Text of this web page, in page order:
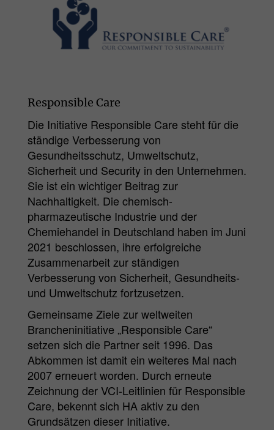
Responsible Care
Die Initiative Responsible Care steht für die
ständige Verbesserung von
Gesundheitsschutz, Umweltschutz,
Sicherheit und Security in den Unternehmen.
Sie ist ein wichtiger Beitrag zur
Nachhaltigkeit. Die chemisch-
pharmazeutische Industrie und der
Chemiehandel in Deutschland haben im Juni
2021 beschlossen, ihre erfolgreiche
Zusammenarbeit zur ständigen
Verbesserung von Sicherheit, Gesundheits-
und Umweltschutz fortzusetzen.
Gemeinsame Ziele zur weltweiten
Brancheninitiative „Responsible Care“
setzen sich die Partner seit 1996. Das
Abkommen ist damit ein weiteres Mal nach
2007 erneuert worden. Durch erneute
Zeichnung der VCI-Leitlinien für Responsible
Care, bekennt sich HA aktiv zu den
Grundsätzen dieser Initiative.